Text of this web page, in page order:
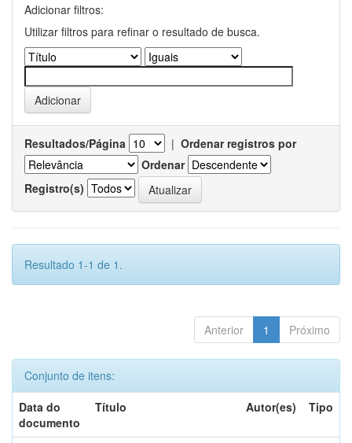
Adicionar filtros:
Utilizar filtros para refinar o resultado de busca.
Resultados/Página | Ordenar registros por
Ordenar
Registro(s)
Resultado 1-1 de 1.
Anterior 1 Próximo
Conjunto de itens:
Data do
documento
Título Autor(es) Tipo